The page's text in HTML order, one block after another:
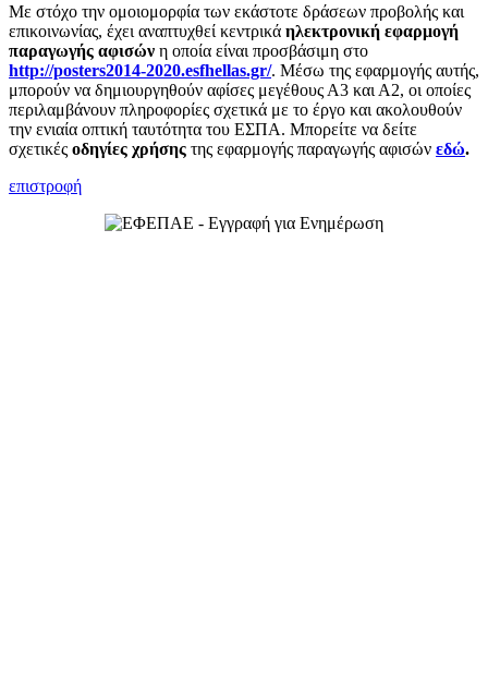
Με στόχο την ομοιομορφία των εκάστοτε δράσεων προβολής και
επικοινωνίας, έχει αναπτυχθεί κεντρικά ηλεκτρονική εφαρμογή
παραγωγής αφισών η οποία είναι προσβάσιμη στο
http://posters2014-2020.esfhellas.gr/. Μέσω της εφαρμογής αυτής,
μπορούν να δημιουργηθούν αφίσες μεγέθους Α3 και Α2, οι οποίες
περιλαμβάνουν πληροφορίες σχετικά με το έργο και ακολουθούν
την ενιαία οπτική ταυτότητα του ΕΣΠΑ. Μπορείτε να δείτε
σχετικές οδηγίες χρήσης της εφαρμογής παραγωγής αφισών εδώ.
επιστροφή